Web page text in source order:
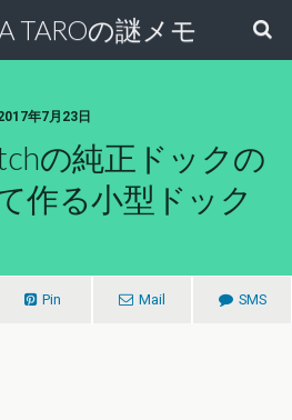
TAROの謎メモ
年7月23日
の純正ドックの
作る小型ドック
Pin Mail SMS